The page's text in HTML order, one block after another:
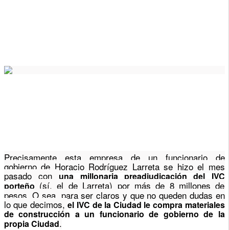
Precisamente esta empresa de un funcionario de
gobierno de Horacio Rodríguez Larreta se hizo el mes
pasado con una millonaria preadjudicación del IVC
porteño (sí, el de Larreta) por más de 8 millones de
pesos. O sea, para ser claros y que no queden dudas en
lo que decimos,el IVC de la Ciudad le compra materiales
de construcción a un funcionario de gobierno de la
propia Ciudad.